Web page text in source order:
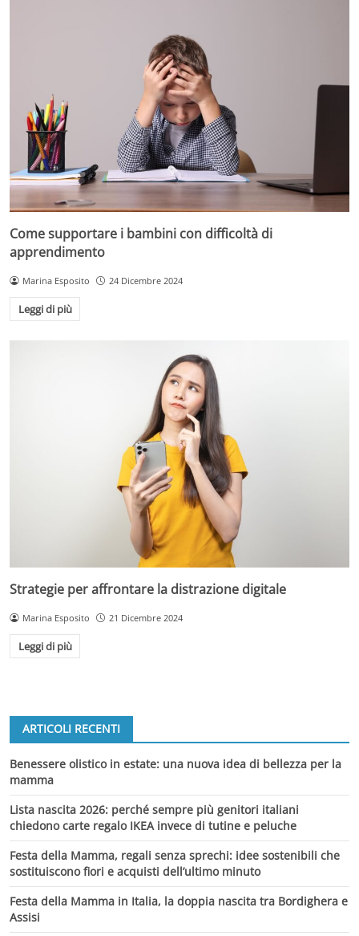
Come supportare i bambini con difficoltà di
apprendimento
Marina Esposito 24 Dicembre 2024
Leggi di più
Strategie per affrontare la distrazione digitale
Marina Esposito 21 Dicembre 2024
Leggi di più
ARTICOLI RECENTI
Benessere olistico in estate: una nuova idea di bellezza per la
mamma
Lista nascita 2026: perché sempre più genitori italiani
chiedono carte regalo IKEA invece di tutine e peluche
Festa della Mamma, regali senza sprechi: idee sostenibili che
sostituiscono fiori e acquisti dell’ultimo minuto
Festa della Mamma in Italia, la doppia nascita tra Bordighera e
Assisi